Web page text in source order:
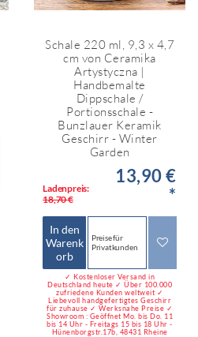
Schale 220 ml, 9,3 x 4,7
cm von Ceramika
Artystyczna |
Handbemalte
Dippschale /
Portionsschale -
Bunzlauer Keramik
Geschirr - Winter
Garden
Ladenpreis:
18,70 €
13,90 €
*
In den
Warenk
orb
Preise für
Privatkunden
✓ Kostenloser Versand in
Deutschland heute ✓ Über 100.000
zufriedene Kunden weltweit ✓
Liebevoll handgefertigtes Geschirr
für zuhause ✓ Werksnahe Preise ✓
Showroom : Geöffnet Mo. bis Do. 11
bis 14 Uhr - Freitags 15 bis 18 Uhr -
Hünenborgstr.17b, 48431 Rheine